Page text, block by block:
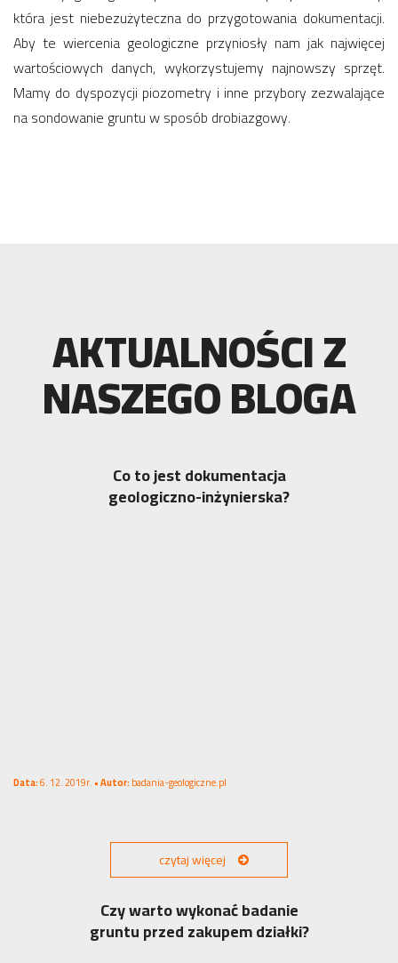
która jest niebezużyteczna do przygotowania dokumentacji.
Aby te wiercenia geologiczne przyniosły nam jak najwięcej
wartościowych danych, wykorzystujemy najnowszy sprzęt.
Mamy do dyspozycji piozometry i inne przybory zezwalające
na sondowanie gruntu w sposób drobiazgowy.
AKTUALNOŚCI Z
NASZEGO BLOGA
Co to jest dokumentacja
geologiczno-inżynierska?
Data:6. 12. 2019r. •Autor:badania-geologiczne.pl
czytaj więcej
Czy warto wykonać badanie
gruntu przed zakupem działki?